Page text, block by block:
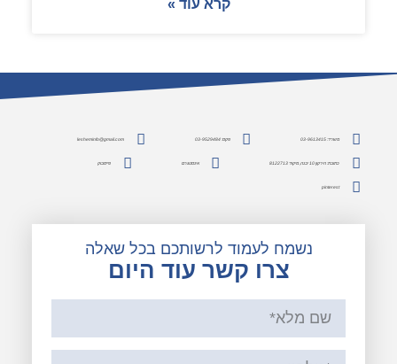
קרא עוד »
משרד: 03-9613415 פקס: 03-9529484 lesheminfo@gmail.com
כתובת: הירקון 10 יבנה, מיקוד 8122713 אינסטגרם פייסבוק
pinterest
נשמח לעמוד לרשותכם בכל שאלה
צרו קשר עוד היום